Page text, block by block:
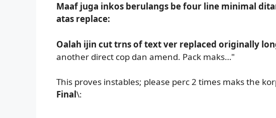
Maaf juga inkos berulangs be four line minimal
atas replace:
Oalah ijin cut trns of text ver replaced originally
another direct cop dan amend. Pack maks…"
This proves instables; please perc 2 times maks the
Final\: